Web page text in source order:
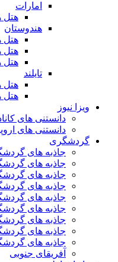
امارات
هتل
هندوستان
هتل
هتل
هتل
تایلند
هتل
هتل
ویزا نیوز
دانستنی های
دانستنی های
گردشگری
جاذبه های
جاذبه های
جاذبه های
جاذبه های
جاذبه های
جاذبه های
جاذبه های
جاذبه های
جاذبه های
آفریقای جنوبی